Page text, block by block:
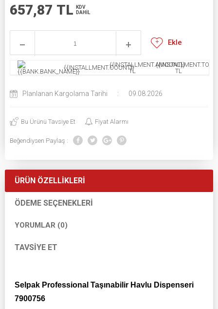
657,87 TL
KDV
DAHİL
Ekle
{{INSTALLMENT.COUNT}}{{INSTALLMENT.AMOUNT}}
TL
TL
Planlanan Kargolama Tarihi : 09.08.2026
Bu Ürünü Tavsiye Et Fiyat Alarmı
Beğendiysen Paylaş :
ÜRÜN ÖZELLIKLERI
ÖDEME SEÇENEKLERI
YORUMLAR (0)
TAVSIYE ET
Selpak Professional Taşınabilir Havlu Dispenseri
7900756